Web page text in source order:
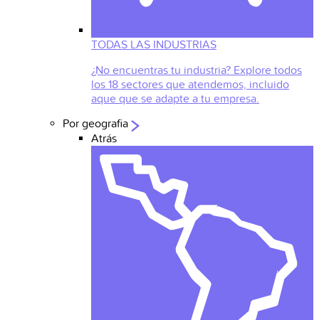
TODAS LAS INDUSTRIAS
¿No encuentras tu industria? Explore todos
los 18 sectores que atendemos, incluido
aque que se adapte a tu empresa.
Por geografia
Atrás